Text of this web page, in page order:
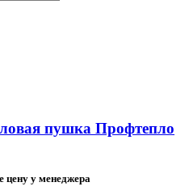
пушка Профтепло
цену у менеджера